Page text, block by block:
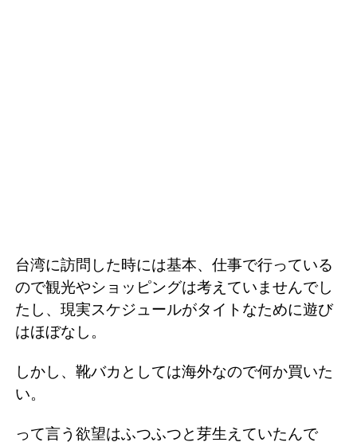
台湾に訪問した時には基本、仕事で行っている
ので観光やショッピングは考えていませんでし
たし、現実スケジュールがタイトなために遊び
はほぼなし。
しかし、靴バカとしては海外なので何か買いた
い。
って言う欲望はふつふつと芽生えていたんで